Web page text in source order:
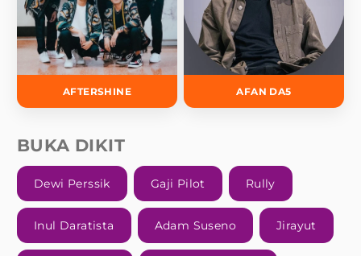
AFTERSHINE AFAN DA5
BUKA DIKIT
Dewi Perssik Gaji Pilot Rully
Inul Daratista Adam Suseno Jirayut